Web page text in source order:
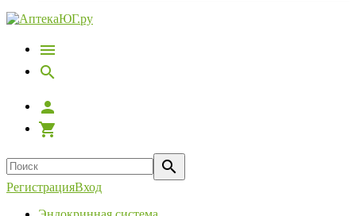
РегистрацияВход